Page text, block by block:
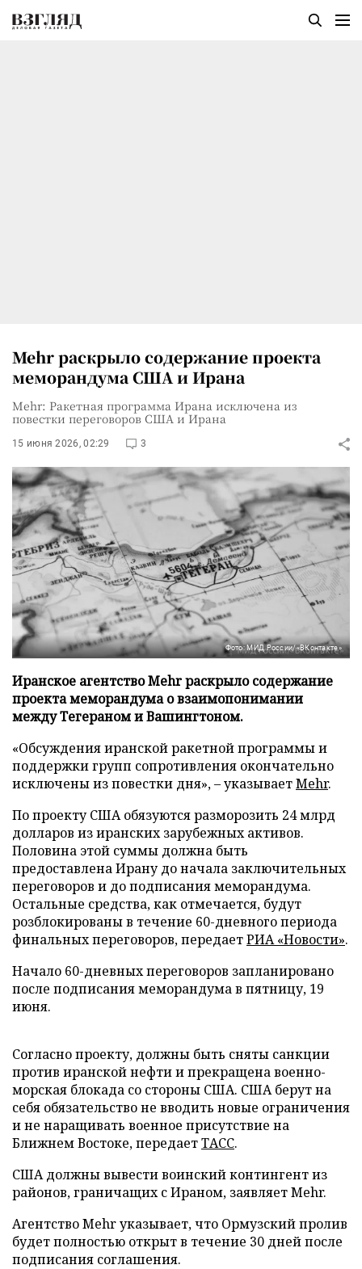
Mehr раскрыло содержание проекта
меморандума США и Ирана
Mehr: Ракетная программа Ирана исключена из
повестки переговоров США и Ирана
15 июня 2026, 02:29 3
Фото: МИД России/«ВКонтакте»
Иранское агентство Mehr раскрыло содержание
проекта меморандума о взаимопонимании
между Тегераном и Вашингтоном.
«Обсуждения иранской ракетной программы и
поддержки групп сопротивления окончательно
исключены из повестки дня», – указываетMehr.
По проекту США обязуются разморозить 24 млрд
долларов из иранских зарубежных активов.
Половина этой суммы должна быть
предоставлена Ирану до начала заключительных
переговоров и до подписания меморандума.
Остальные средства, как отмечается, будут
розблокированы в течение 60-дневного периода
финальных переговоров, передаетРИА «Новости».
Начало 60-дневных переговоров запланировано
после подписания меморандума в пятницу, 19
июня.
Согласно проекту, должны быть сняты санкции
против иранской нефти и прекращена военно-
морская блокада со стороны США. США берут на
себя обязательство не вводить новые ограничения
и не наращивать военное присутствие на
Ближнем Востоке, передаетТАСС.
США должны вывести воинский контингент из
районов, граничащих с Ираном, заявляет Mehr.
Агентство Mehr указывает, что Ормузский пролив
будет полностью открыт в течение 30 дней после
подписания соглашения.